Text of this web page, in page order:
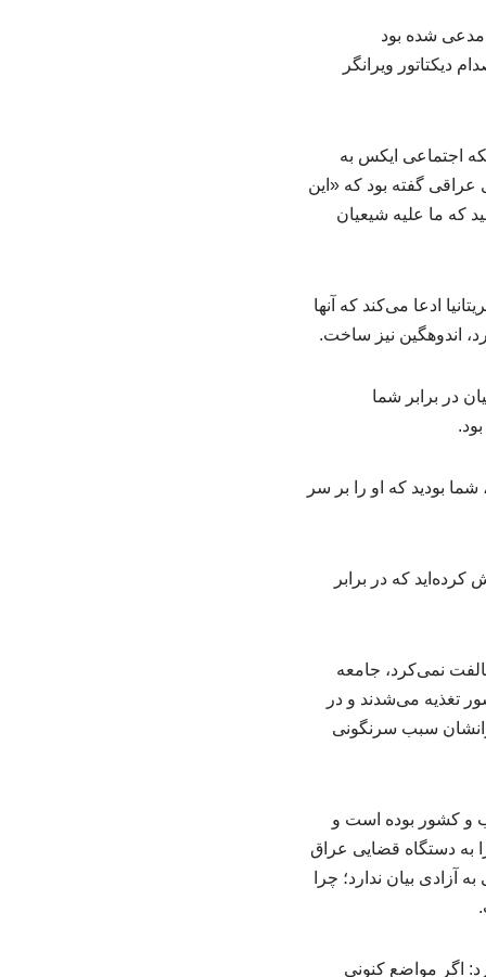
مدعی شده بود
دیکتاتور ویرانگر
اجتماعی ایکس به
گفته بود که «این
که ما علیه شیعیان
ادعا می‌کند که آنها
اندوهگین نیز ساخت.
در برابر شما
بودید که او را بر سر
که در برابر
نمی‌کرد، جامعه
تغذیه می‌شدند و در
سبب سرنگونی
و کشور بوده است و
به دستگاه قضایی عراق
آزادی بیان ندارد؛ چرا
اگر مواضع کنونی